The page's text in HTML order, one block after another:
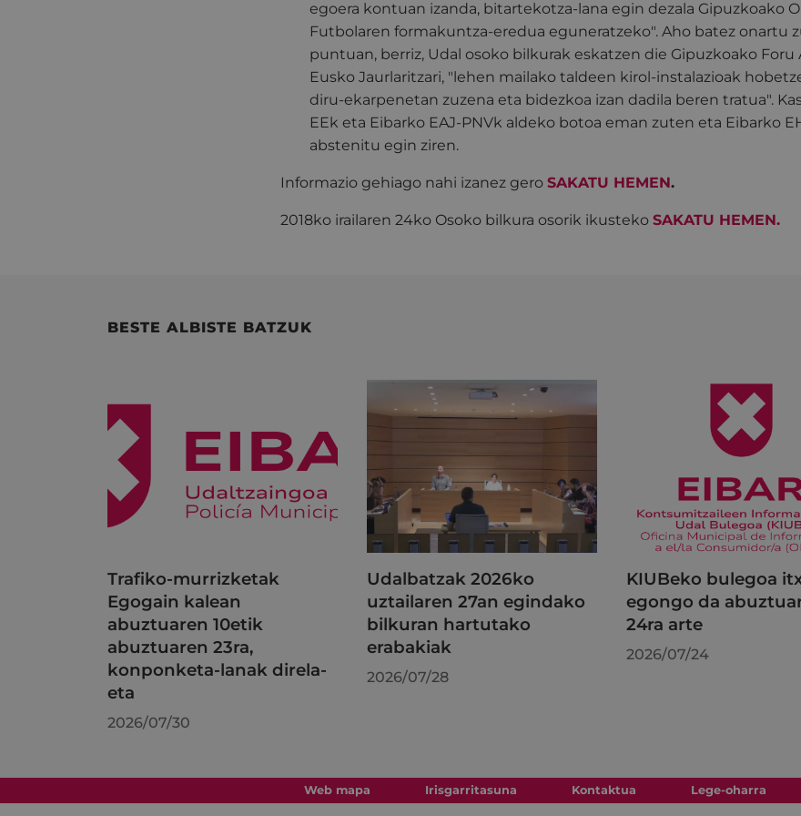
egoera kontuan izanda, bitartekotza-lana egin dezala Gipuzkoako
Futbolaren formakuntza-eredua eguneratzeko". Aho batez onartu
puntuan, berriz, Udal osoko bilkurak eskatzen die Gipuzkoako Foru
Eusko Jaurlaritzari, "lehen mailako taldeen kirol-instalazioak
diru-ekarpenetan zuzena eta bidezkoa izan dadila beren tratua".
EEk eta Eibarko EAJ-PNVk aldeko botoa eman zuten eta Eibarko
abstenitu egin ziren.
Informazio gehiago nahi izanez gero SAKATU HEMEN.
2018ko irailaren 24ko Osoko bilkura osorik ikusteko SAKATU HEMEN.
BESTE ALBISTE BATZUK
Trafiko-murrizketak
Egogain kalean
abuztuaren 10etik
abuztuaren 23ra,
konponketa-lanak direla-
eta
2026/07/30
Udalbatzak 2026ko
uztailaren 27an egindako
bilkuran hartutako
erabakiak
2026/07/28
KIUBeko bulegoa
egongo da
24ra arte
2026/07/24
Web mapa Irisgarritasuna Kontaktua Lege-oharra